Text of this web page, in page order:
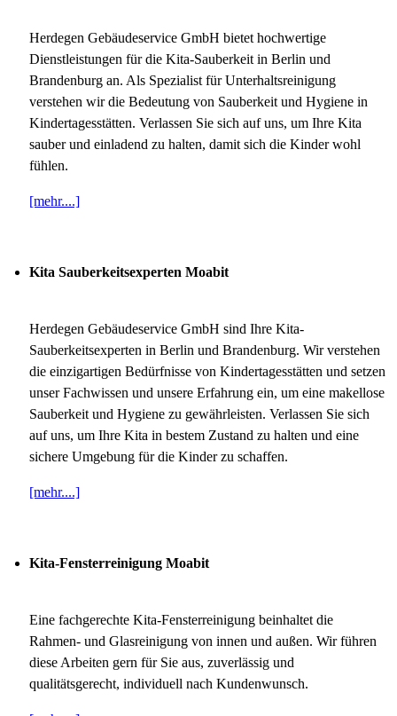
Herdegen Gebäudeservice GmbH bietet hochwertige
Dienstleistungen für die Kita-Sauberkeit in Berlin und
Brandenburg an. Als Spezialist für Unterhaltsreinigung
verstehen wir die Bedeutung von Sauberkeit und Hygiene in
Kindertagesstätten. Verlassen Sie sich auf uns, um Ihre Kita
sauber und einladend zu halten, damit sich die Kinder wohl
fühlen.
[mehr....]
Kita Sauberkeitsexperten Moabit
Herdegen Gebäudeservice GmbH sind Ihre Kita-
Sauberkeitsexperten in Berlin und Brandenburg. Wir verstehen
die einzigartigen Bedürfnisse von Kindertagesstätten und setzen
unser Fachwissen und unsere Erfahrung ein, um eine makellose
Sauberkeit und Hygiene zu gewährleisten. Verlassen Sie sich
auf uns, um Ihre Kita in bestem Zustand zu halten und eine
sichere Umgebung für die Kinder zu schaffen.
[mehr....]
Kita-Fensterreinigung Moabit
Eine fachgerechte Kita-Fensterreinigung beinhaltet die
Rahmen- und Glasreinigung von innen und außen. Wir führen
diese Arbeiten gern für Sie aus, zuverlässig und
qualitätsgerecht, individuell nach Kundenwunsch.